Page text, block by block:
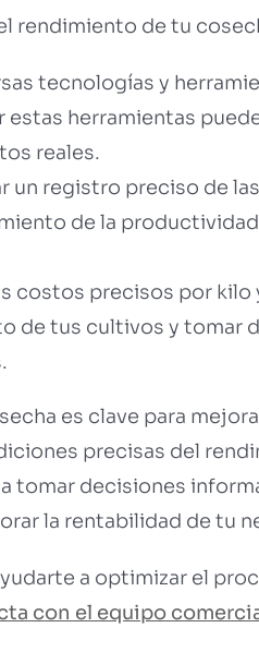
rendimiento de tu
tecnologías y
herramientas
reales.
un registro preciso de
de la
costos precisos por
de tus cultivos y tomar
es clave para
precisas del
tomar decisiones
la rentabilidad de tu
a optimizar el
con el equipo